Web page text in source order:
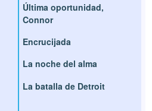
Última oportunidad,
Connor
Encrucijada
La noche del alma
La batalla de Detroit